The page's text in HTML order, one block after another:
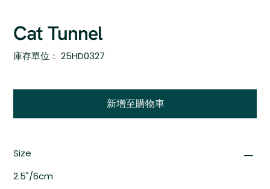
Cat Tunnel
庫存單位：
SKU
25HD0327
25HD0327
新增至購物車
Size
2.5"/6cm